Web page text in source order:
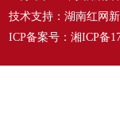
技术支持：湖南红网
ICP备案号： 湘ICP备